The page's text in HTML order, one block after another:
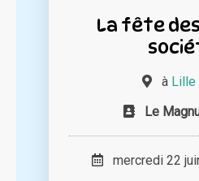
La fête
à Lille
Le
mercredi 22